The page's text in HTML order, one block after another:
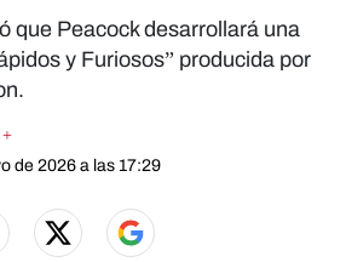
que Peacock desarrollará una
y Furiosos” producida por
de 2026 a las 17:29